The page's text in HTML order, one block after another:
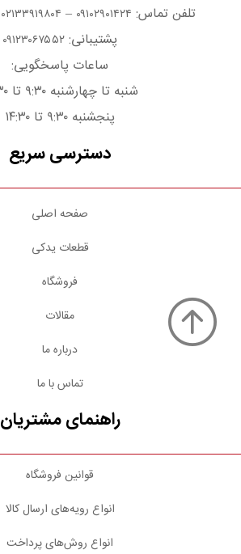
تلفن تماس: ۰۹۱۰۲۹۰۱۴۲۴ – ۰۲۱۳۳۹۱۹۸۰۴
پشتیبانی: ۰۹۱۲۳۰۶۷۵۵۲
ساعات پاسخگویی:
شنبه تا چهارشنبه ۹:۳۰ تا ۱۸:۳۰
پنجشنبه ۹:۳۰ تا ۱۴:۳۰
دسترسی سریع
صفحه اصلی
قطعات یدکی
فروشگاه
مقالات
درباره ما
تماس با ما
راهنمای مشتریان
قوانین فروشگاه
انواع رویه‌های ارسال کالا
انواع روش‌های پرداخت